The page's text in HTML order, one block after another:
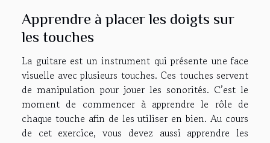
Apprendre à placer les doigts sur
les touches
La guitare est un instrument qui présente une face
visuelle avec plusieurs touches. Ces touches servent
de manipulation pour jouer les sonorités. C’est le
moment de commencer à apprendre le rôle de
chaque touche afin de les utiliser en bien. Au cours
de cet exercice, vous devez aussi apprendre les